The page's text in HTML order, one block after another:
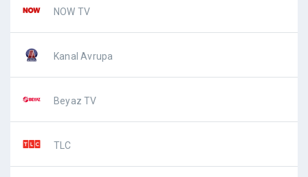
NOW TV
Kanal Avrupa
Beyaz TV
TLC